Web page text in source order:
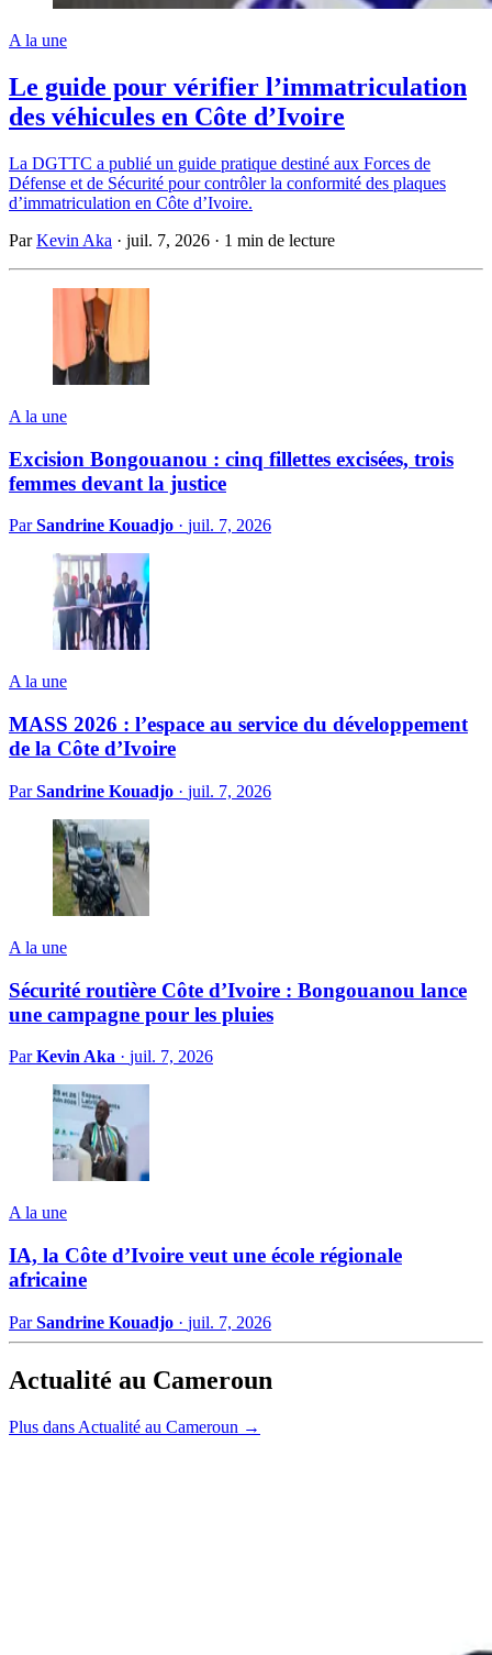
A la une
Le guide pour vérifier l’immatriculation
des véhicules en Côte d’Ivoire
La DGTTC a publié un guide pratique destiné aux Forces de
Défense et de Sécurité pour contrôler la conformité des plaques
d’immatriculation en Côte d’Ivoire.
ParKevin Aka · juil. 7, 2026 · 1 min de lecture
A la une
Excision Bongouanou : cinq fillettes excisées, trois
femmes devant la justice
ParSandrine Kouadjo · juil. 7, 2026
A la une
MASS 2026 : l’espace au service du développement
de la Côte d’Ivoire
ParSandrine Kouadjo · juil. 7, 2026
A la une
Sécurité routière Côte d’Ivoire : Bongouanou lance
une campagne pour les pluies
ParKevin Aka · juil. 7, 2026
A la une
IA, la Côte d’Ivoire veut une école régionale
africaine
ParSandrine Kouadjo · juil. 7, 2026
Actualité au Cameroun
Plus dans Actualité au Cameroun →